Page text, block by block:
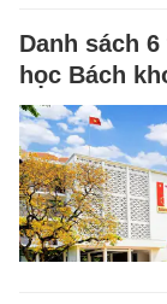
Danh sách
học Bách